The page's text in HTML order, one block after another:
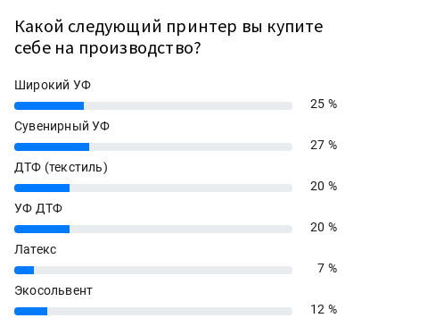
Какой следующий принтер вы купите
себе на производство?
Широкий УФ
25%
25 %
Сувенирный УФ
27%
27 %
ДТФ (текстиль)
20%
20 %
УФ ДТФ
20%
20 %
Латекс
7%
7 %
Экосольвент
12%
12 %